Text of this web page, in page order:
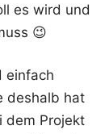
es wird und
😉
ein­fach
des­halb hat
dem Pro­jekt